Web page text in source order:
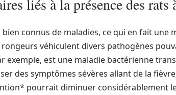
liés à la présence des rats
connus de maladies, ce qui en fait une
véhiculent divers pathogènes
exemple, est une maladie bactérienne
des symptômes sévères allant de la
pourrait diminuer considérablement